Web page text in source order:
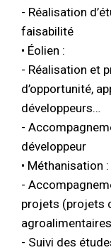
- Réalisation
faisabilité
• Éolien :
- Réalisation et
d’opportunité,
développeurs…
-
développeur
• Méthanisation :
-
projets (projets
- Suivi des